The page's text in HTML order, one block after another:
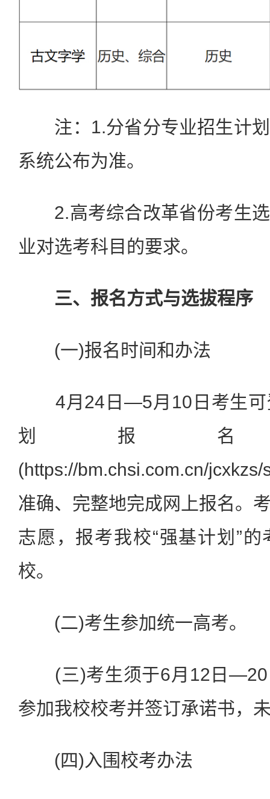
注：1.分省分专业招生计划
系统公布为准。
2.高考综合改革省份考生选
业对选考科目的要求。
三、报名方式与选拔程序
(一)报名时间和办法
4月24日—5月10日考生可
划报
(https://bm.chsi.com.cn/
准确、完整地完成网上报名。
志愿，报考我校“强基计划”
校。
(二)考生参加统一高考。
(三)考生须于6月12日—20
参加我校校考并签订承诺书，
(四)入围校考办法